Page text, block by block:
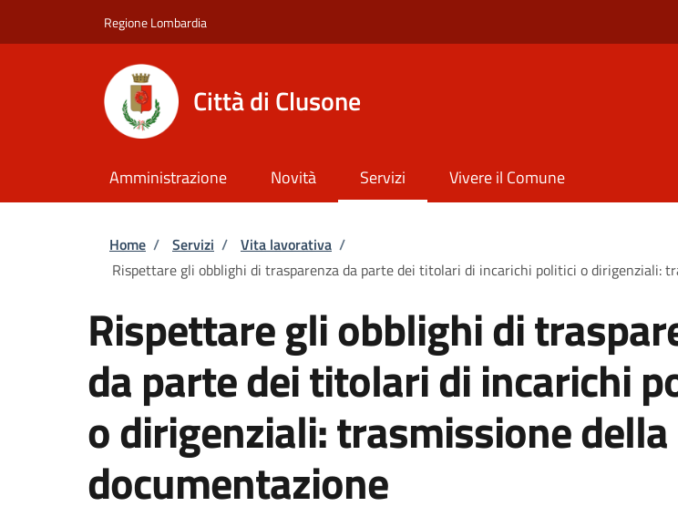
Regione Lombardia
Città di Clusone
Amministrazione Novità Servizi Vivere il Comune
Briciole di pane
Home / Servizi / Vita lavorativa /
Rispettare gli obblighi di trasparenza da parte dei titolari di incarichi politici o dirigenziali:
Rispettare gli obblighi di
da parte dei titolari di incarichi
o dirigenziali: trasmissione della
documentazione